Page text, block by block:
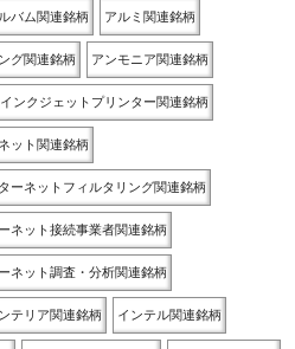
バム関連銘柄 アルミ関連銘柄
グ関連銘柄 アンモニア関連銘柄
インクジェットプリンター関連銘柄
ット関連銘柄
ーネットフィルタリング関連銘柄
ネット接続事業者関連銘柄
ネット調査・分析関連銘柄
テリア関連銘柄 インテル関連銘柄